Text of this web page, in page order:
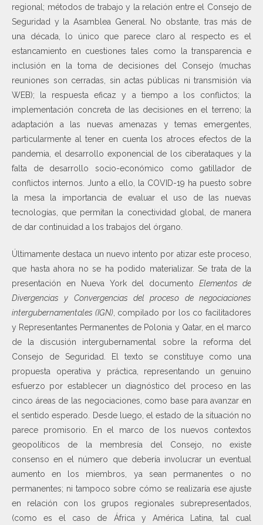
regional; métodos de trabajo y la relación entre el Consejo de
Seguridad y la Asamblea General. No obstante, tras más de
una década, lo único que parece claro al respecto es el
estancamiento en cuestiones tales como la transparencia e
inclusión en la toma de decisiones del Consejo (muchas
reuniones son cerradas, sin actas públicas ni transmisión vía
WEB); la respuesta eficaz y a tiempo a los conflictos; la
implementación concreta de las decisiones en el terreno; la
adaptación a las nuevas amenazas y temas emergentes,
particularmente al tener en cuenta los atroces efectos de la
pandemia, el desarrollo exponencial de los ciberataques y la
falta de desarrollo socio-económico como gatillador de
conflictos internos. Junto a ello, la COVID-19 ha puesto sobre
la mesa la importancia de evaluar el uso de las nuevas
tecnologías, que permitan la conectividad global, de manera
de dar continuidad a los trabajos del órgano.
Últimamente destaca un nuevo intento por atizar este proceso,
que hasta ahora no se ha podido materializar. Se trata de la
presentación en Nueva York del documentoElementos de
Divergencias y Convergencias del proceso de negociaciones
intergubernamentales (IGN), compilado por los co facilitadores
y Representantes Permanentes de Polonia y Qatar, en el marco
de la discusión intergubernamental sobre la reforma del
Consejo de Seguridad. El texto se constituye como una
propuesta operativa y práctica, representando un genuino
esfuerzo por establecer un diagnóstico del proceso en las
cinco áreas de las negociaciones, como base para avanzar en
el sentido esperado. Desde luego, el estado de la situación no
parece promisorio. En el marco de los nuevos contextos
geopolíticos de la membresía del Consejo, no existe
consenso en el número que debería involucrar un eventual
aumento en los miembros, ya sean permanentes o no
permanentes; ni tampoco sobre cómo se realizaría ese ajuste
en relación con los grupos regionales subrepresentados,
(como es el caso de África y América Latina, tal cual